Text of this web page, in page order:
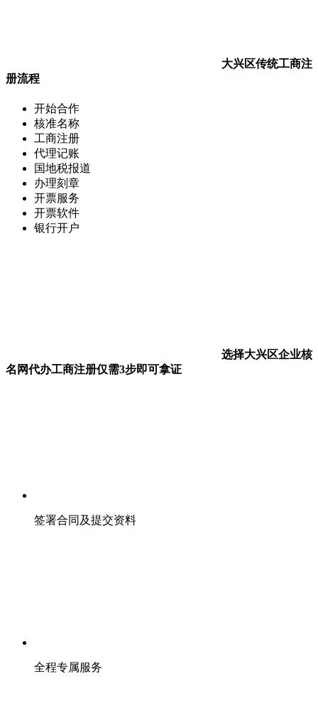
大兴区传统工商注
册流程
开始合作
核准名称
工商注册
代理记账
国地税报道
办理刻章
开票服务
开票软件
银行开户
选择大兴区企业核
名网代办工商注册仅需3步即可拿证
签署合同及提交资料
全程专属服务